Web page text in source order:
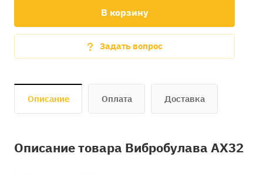
В корзину
Задать вопрос
Описание Оплата Доставка
Описание товара Вибробулава AX32